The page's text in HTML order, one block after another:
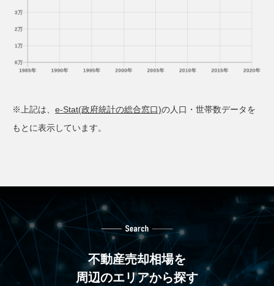
※上記は、 e-Stat(政府統計の総合窓口)の人口・世帯数データを
もとに表示しています。
不動産売却相場を
周辺のエリアから探す